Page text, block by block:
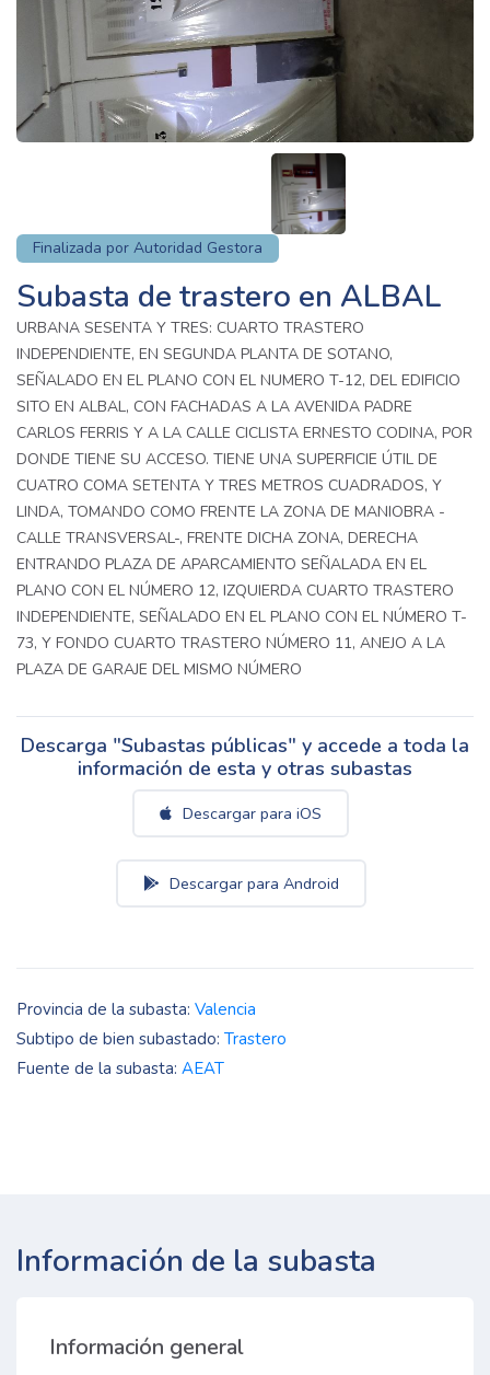
Finalizada por Autoridad Gestora
Subasta de trastero en ALBAL
URBANA SESENTA Y TRES: CUARTO TRASTERO
INDEPENDIENTE, EN SEGUNDA PLANTA DE SOTANO,
SEÑALADO EN EL PLANO CON EL NUMERO T-12, DEL EDIFICIO
SITO EN ALBAL, CON FACHADAS A LA AVENIDA PADRE
CARLOS FERRIS Y A LA CALLE CICLISTA ERNESTO CODINA, POR
DONDE TIENE SU ACCESO. TIENE UNA SUPERFICIE ÚTIL DE
CUATRO COMA SETENTA Y TRES METROS CUADRADOS, Y
LINDA, TOMANDO COMO FRENTE LA ZONA DE MANIOBRA -
CALLE TRANSVERSAL-, FRENTE DICHA ZONA, DERECHA
ENTRANDO PLAZA DE APARCAMIENTO SEÑALADA EN EL
PLANO CON EL NÚMERO 12, IZQUIERDA CUARTO TRASTERO
INDEPENDIENTE, SEÑALADO EN EL PLANO CON EL NÚMERO T-
73, Y FONDO CUARTO TRASTERO NÚMERO 11, ANEJO A LA
PLAZA DE GARAJE DEL MISMO NÚMERO
Descarga "Subastas públicas" y accede a toda la
información de esta y otras subastas
Descargar para iOS
Descargar para Android
Provincia de la subasta: Valencia
Subtipo de bien subastado: Trastero
Fuente de la subasta: AEAT
Información de la subasta
Información general